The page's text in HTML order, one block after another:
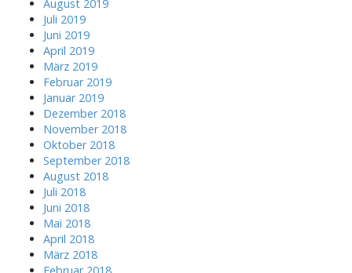
August 2019
Juli 2019
Juni 2019
April 2019
März 2019
Februar 2019
Januar 2019
Dezember 2018
November 2018
Oktober 2018
September 2018
August 2018
Juli 2018
Juni 2018
Mai 2018
April 2018
März 2018